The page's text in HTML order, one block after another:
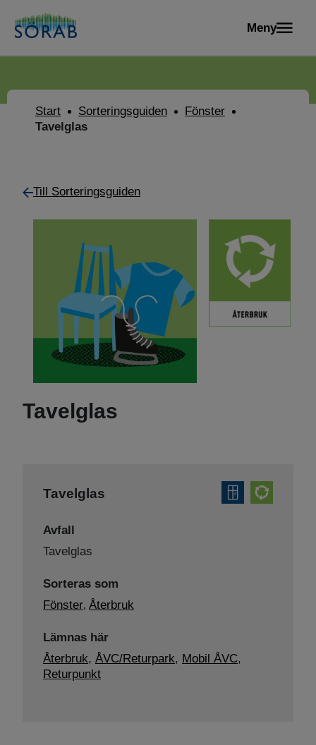
Meny
Start Sorteringsguiden
Fönster
Tavelglas
Till Sorteringsguiden
Tavelglas
Tavelglas
Avfall
Tavelglas
Sorteras som
Fönster, Återbruk
Lämnas här
Återbruk, ÅVC/Returpark, Mobil ÅVC,
Returpunkt